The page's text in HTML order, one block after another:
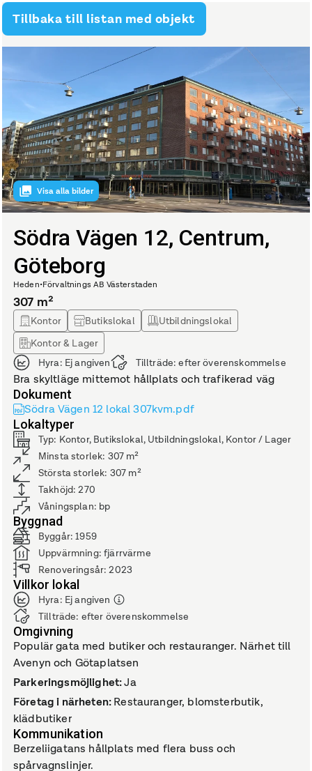
Tillbaka till listan med objekt
Visa alla bilder
Södra Vägen 12, Centrum,
Göteborg
Heden•Förvaltnings AB Västerstaden
307 m²
Kontor Butikslokal
Utbildningslokal
Kontor & Lager
Hyra: Ej angiven Tillträde:efter överenskommelse
Bra skyltläge mittemot hållplats och trafikerad väg
Dokument
Södra Vägen 12 lokal 307kvm.pdf
Lokaltyper
Typ: Kontor, Butikslokal, Utbildningslokal, Kontor / Lager
Minsta storlek: 307 m²
Största storlek: 307 m²
Takhöjd:270
Våningsplan: bp
Byggnad
Byggår:1959
Uppvärmning:fjärrvärme
Renoveringsår:2023
Villkor lokal
Hyra: Ej angiven
Tillträde: efter överenskommelse
Omgivning
Populär gata med butiker och restauranger. Närhet till
Avenyn och Götaplatsen
Parkeringsmöjlighet:Ja
Företag i närheten:Restauranger, blomsterbutik,
klädbutiker
Kommunikation
Berzeliigatans hållplats med flera buss och
spårvagnslinjer.